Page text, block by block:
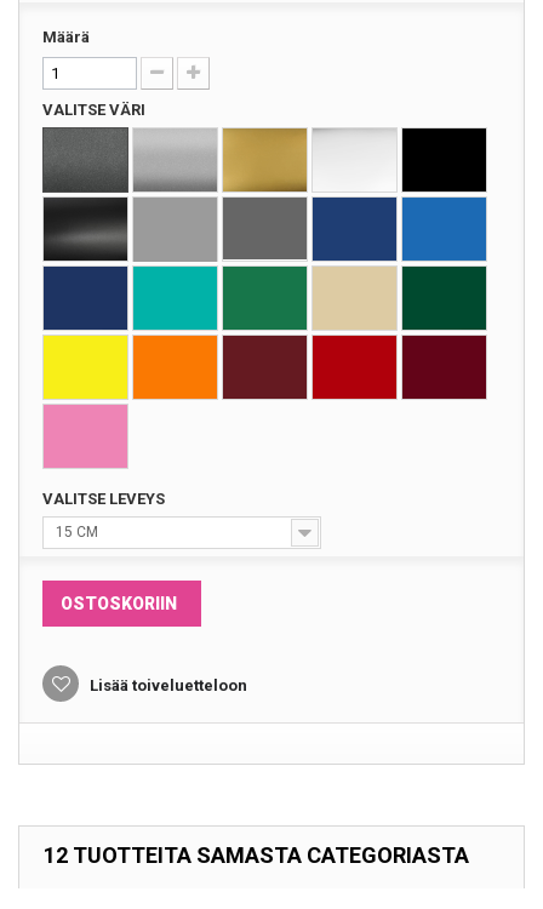
Määrä
VALITSE VÄRI
VALITSE LEVEYS
15 CM
OSTOSKORIIN
Lisää toiveluetteloon
12 TUOTTEITA SAMASTA CATEGORIASTA